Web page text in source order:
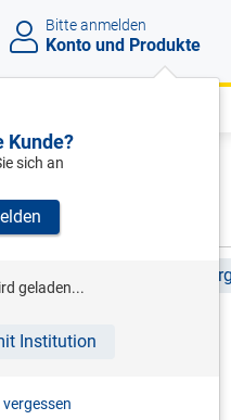
Bitte anmelden
Konto und Produkte
Kunde?
sich an
geladen...
Institution